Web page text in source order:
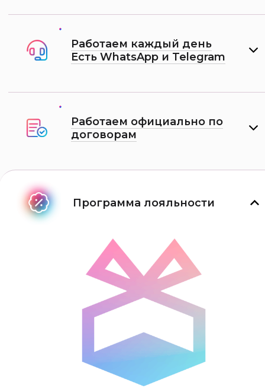
Работаем каждый день
Есть WhatsApp и Telеgram
Работаем официально по
договорам
Программа лояльности